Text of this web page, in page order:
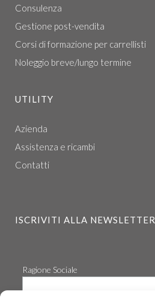
Consulenza
Gestione post-vendita
Corsi di formazione per carrellisti
Noleggio breve/lungo termine
UTILITY
Azienda
Assistenza e ricambi
Contatti
ISCRIVITI ALLA NEWSLETTER
Ragione Sociale